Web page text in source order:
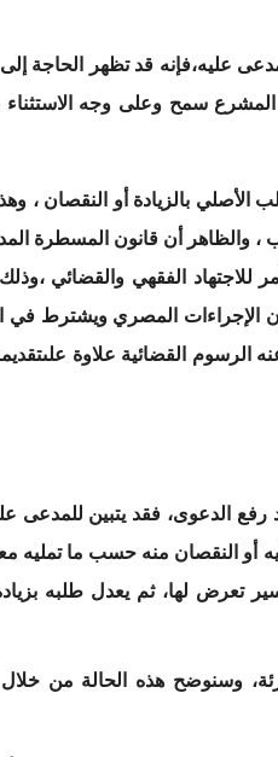
عليه،فإنه قد تظهر الحاجة
المشرع سمح وعلى وجه الاستثناء
الأصلي بالزيادة أو النقصان ،
والظاهر أن قانون المسطرة
للاجتهاد الفقهي والقضائي
الإجراءات المصري ويشترط في
القضائية علاوة
الدعوى، فقد يتبين للمدعى
أو النقصان منه حسب ما تمليه
تعرض لها، ثم يعدل طلبه
وسنوضح هذه الحالة من خلال